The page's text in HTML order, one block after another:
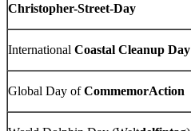
Christopher-Street-Day
International Coastal Cleanup Day
Global Day ofCommemorAction